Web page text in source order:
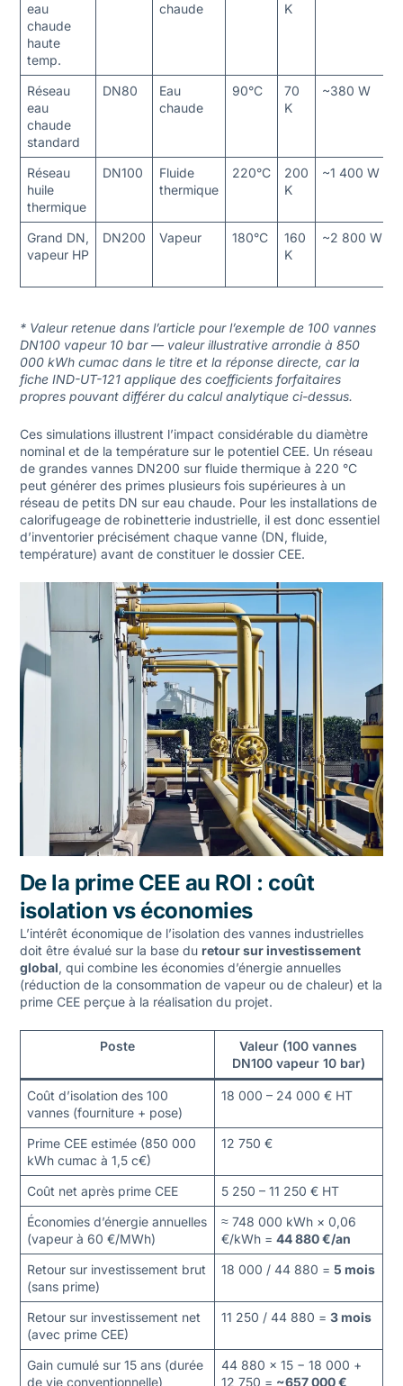
eau
chaude
haute
temp.
chaude K
Réseau
eau
chaude
standard
DN80
Eau
chaude
90°C
70
K
~380 W
Réseau
huile
thermique
DN100
Fluide
thermique
220°C
200
K
~1 400 W
Grand DN,
vapeur HP
DN200 Vapeur 180°C
160
K
~2 800 W
* Valeur retenue dans l’article pour l’exemple de 100 vannes
DN100 vapeur 10 bar — valeur illustrative arrondie à 850
000 kWh cumac dans le titre et la réponse directe, car la
fiche IND-UT-121 applique des coefficients forfaitaires
propres pouvant différer du calcul analytique ci-dessus.
Ces simulations illustrent l’impact considérable du diamètre
nominal et de la température sur le potentiel CEE. Un réseau
de grandes vannes DN200 sur fluide thermique à 220 °C
peut générer des primes plusieurs fois supérieures à un
réseau de petits DN sur eau chaude. Pour les installations de
calorifugeage de robinetterie industrielle, il est donc essentiel
d’inventorier précisément chaque vanne (DN, fluide,
température) avant de constituer le dossier CEE.
De la prime CEE au ROI : coût
isolation vs économies
L’intérêt économique de l’isolation des vannes industrielles
doit être évalué sur la base du retour sur investissement
global, qui combine les économies d’énergie annuelles
(réduction de la consommation de vapeur ou de chaleur) et la
prime CEE perçue à la réalisation du projet.
Poste
Valeur (100 vannes
DN100 vapeur 10 bar)
Coût d’isolation des 100
vannes (fourniture + pose)
18 000 – 24 000 € HT
Prime CEE estimée (850 000
kWh cumac à 1,5 c€)
12 750 €
Coût net après prime CEE
5 250 – 11 250 € HT
Économies d’énergie annuelles
(vapeur à 60 €/MWh)
≈ 748 000 kWh × 0,06
€/kWh = 44 880 €/an
Retour sur investissement brut
(sans prime)
18 000 / 44 880 = 5 mois
Retour sur investissement net
(avec prime CEE)
11 250 / 44 880 = 3 mois
Gain cumulé sur 15 ans (durée
de vie conventionnelle)
44 880 × 15 − 18 000 +
12 750 = ~657 000 €